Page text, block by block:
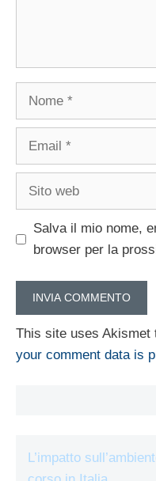
Nome
Email
Sito
Salva il mio nome,
browser per la
This site uses Akismet
your comment data is
L’impatto